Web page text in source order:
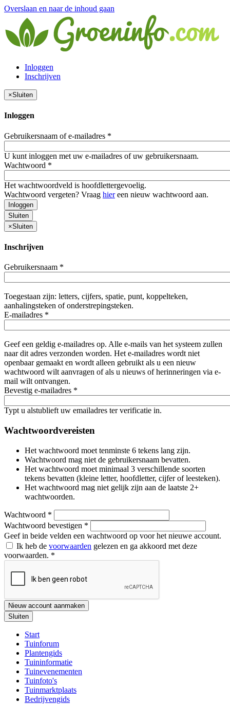
Overslaan en naar de inhoud gaan
Inloggen
Inschrijven
×Sluiten
Inloggen
Gebruikersnaam of e-mailadres *
U kunt inloggen met uw e-mailadres of uw gebruikersnaam.
Wachtwoord *
Het wachtwoordveld is hoofdlettergevoelig.
Wachtwoord vergeten? Vraag hiereen nieuw wachtwoord aan.
Inloggen
Sluiten
×Sluiten
Inschrijven
Gebruikersnaam *
Toegestaan zijn: letters, cijfers, spatie, punt, koppelteken,
aanhalingsteken of onderstrepingsteken.
E-mailadres *
Geef een geldig e-mailadres op. Alle e-mails van het systeem zullen
naar dit adres verzonden worden. Het e-mailadres wordt niet
openbaar gemaakt en wordt alleen gebruikt als u een nieuw
wachtwoord wilt aanvragen of als u nieuws of herinneringen via e-
mail wilt ontvangen.
Bevestig e-mailadres *
Typt u alstublieft uw emailadres ter verificatie in.
Wachtwoordvereisten
Het wachtwoord moet tenminste 6 tekens lang zijn.
Wachtwoord mag niet de gebruikersnaam bevatten.
Het wachtwoord moet minimaal 3 verschillende soorten
tekens bevatten (kleine letter, hoofdletter, cijfer of leesteken).
Het wachtwoord mag niet gelijk zijn aan de laatste 2+
wachtwoorden.
Wachtwoord *
Wachtwoord bevestigen *
Geef in beide velden een wachtwoord op voor het nieuwe account.
Ik heb de voorwaarden gelezen en ga akkoord met deze
voorwaarden. *
Nieuw account aanmaken
Sluiten
Start
Tuinforum
Plantengids
Tuininformatie
Tuinevenementen
Tuinfoto's
Tuinmarktplaats
Bedrijvengids